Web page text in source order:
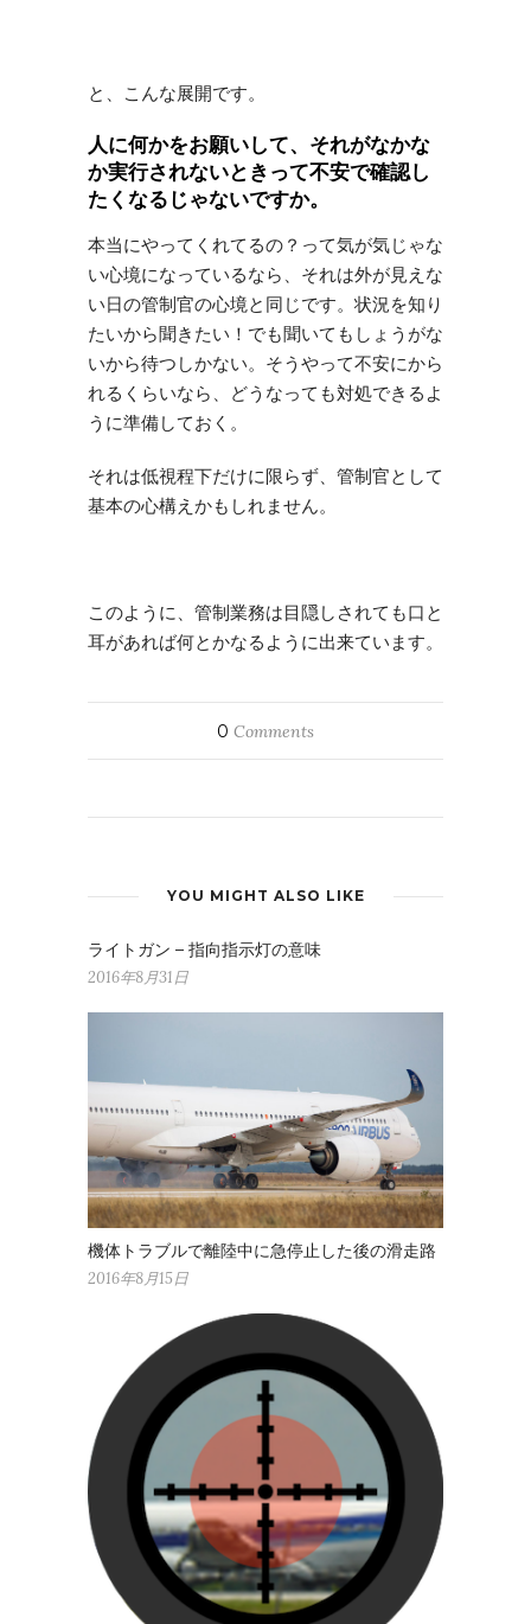
と、こんな展開です。
人に何かをお願いして、それがなかな
か実行されないときって不安で確認し
たくなるじゃないですか。
本当にやってくれてるの？って気が気じゃな
い心境になっているなら、それは外が見えな
い日の管制官の心境と同じです。状況を知り
たいから聞きたい！でも聞いてもしょうがな
いから待つしかない。そうやって不安にから
れるくらいなら、どうなっても対処できるよ
うに準備しておく。
それは低視程下だけに限らず、管制官として
基本の心構えかもしれません。
このように、管制業務は目隠しされても口と
耳があれば何とかなるように出来ています。
0 Comments
YOU MIGHT ALSO LIKE
ライトガン – 指向指示灯の意味
2016年8月31日
機体トラブルで離陸中に急停止した後の滑走路
2016年8月15日